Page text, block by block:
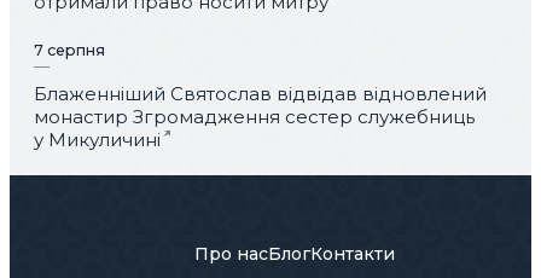
7 серпня
Блаженніший Святослав відвідав відновлений
монастир Згромадження сестер служебниць
у Микуличині
Про насБлогКонтакти